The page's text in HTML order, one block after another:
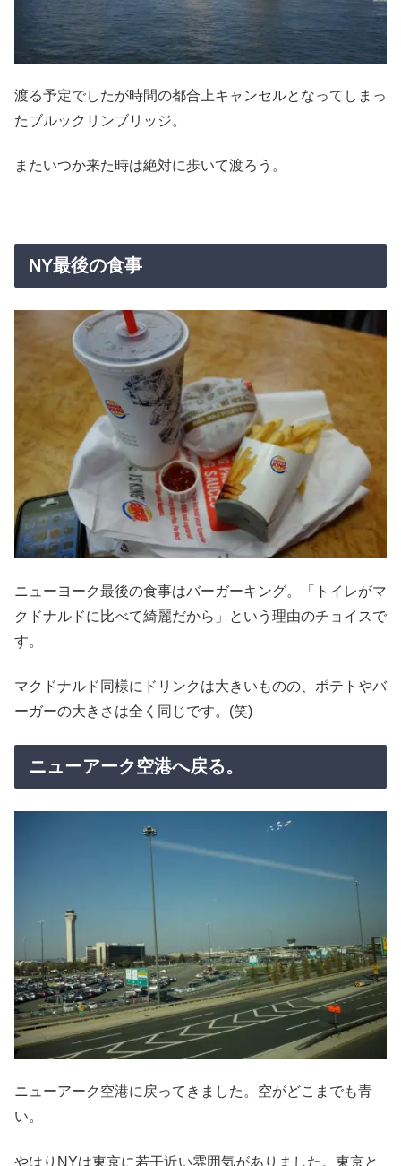
渡る予定でしたが時間の都合上キャンセルとなってしまっ
たブルックリンブリッジ。
またいつか来た時は絶対に歩いて渡ろう。
NY最後の食事
ニューヨーク最後の食事はバーガーキング。「トイレがマ
クドナルドに比べて綺麗だから」という理由のチョイスで
す。
マクドナルド同様にドリンクは大きいものの、ポテトやバ
ーガーの大きさは全く同じです。(笑)
ニューアーク空港へ戻る。
ニューアーク空港に戻ってきました。空がどこまでも青
い。
やはりNYは東京に若干近い雰囲気がありました。東京と